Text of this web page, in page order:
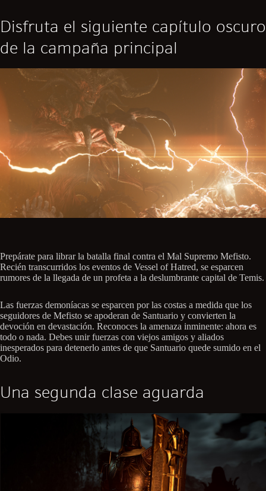
Disfruta el siguiente capítulo oscuro
de la campaña principal
Prepárate para librar la batalla final contra el Mal Supremo Mefisto.
Recién transcurridos los eventos de Vessel of Hatred, se esparcen
rumores de la llegada de un profeta a la deslumbrante capital de Temis.
Las fuerzas demoníacas se esparcen por las costas a medida que los
seguidores de Mefisto se apoderan de Santuario y convierten la
devoción en devastación. Reconoces la amenaza inminente: ahora es
todo o nada. Debes unir fuerzas con viejos amigos y aliados
inesperados para detenerlo antes de que Santuario quede sumido en el
Odio.
Una segunda clase aguarda